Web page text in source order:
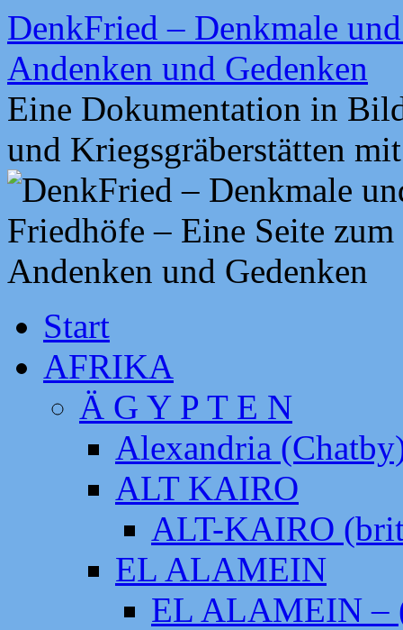
Zum
Inhalt
springen
DenkFried – Denkmale
Andenken und Gedenken
Eine Dokumentation in
und Kriegsgräberstätten
Start
AFRIKA
Ä G Y P T E N
Alexandria
ALT KAIRO
ALT-KAIRO
EL ALAMEIN
EL ALAMEIN –